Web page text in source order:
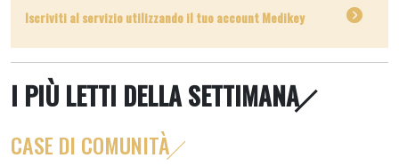
Iscriviti al servizio utilizzando il tuo account Medikey
I PIÙ LETTI DELLA SETTIMANA
CASE DI COMUNITÀ